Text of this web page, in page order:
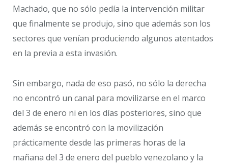
Machado, que no sólo pedía la intervención militar
que finalmente se produjo, sino que además son los
sectores que venían produciendo algunos atentados
en la previa a esta invasión.
Sin embargo, nada de eso pasó, no sólo la derecha
no encontró un canal para movilizarse en el marco
del 3 de enero ni en los días posteriores, sino que
además se encontró con la movilización
prácticamente desde las primeras horas de la
mañana del 3 de enero del pueblo venezolano y la